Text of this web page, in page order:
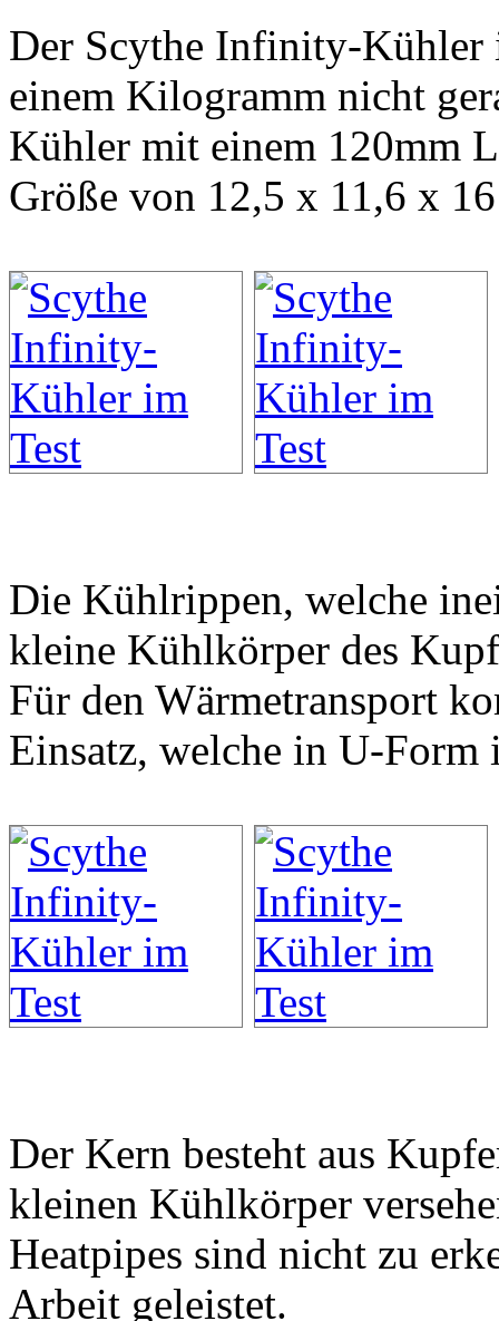
Der Scythe Infinity-Kühler
einem Kilogramm nicht
Kühler mit einem 120mm
Größe von 12,5 x 11,6 x
Die Kühlrippen, welche
kleine Kühlkörper des
Für den Wärmetransport
Einsatz, welche in U-
Der Kern besteht aus
kleinen Kühlkörper
Heatpipes sind nicht zu
Arbeit geleistet.